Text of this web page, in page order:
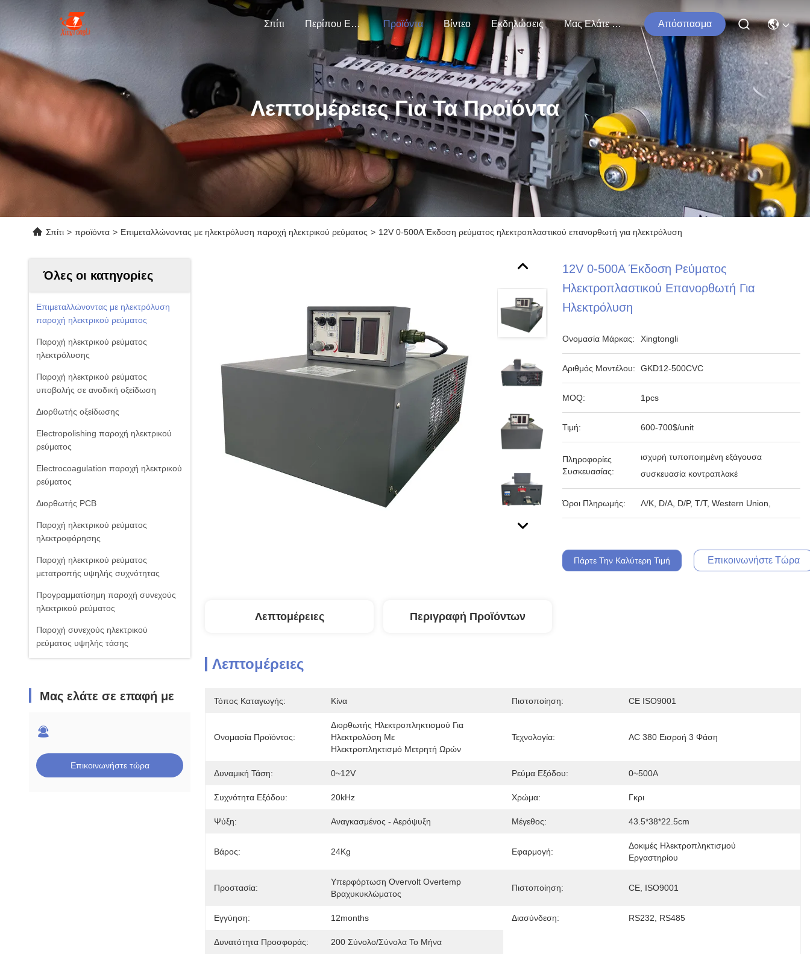
Σπίτι Περίπου Εμείς Προϊόντα Βίντεο Εκδηλώσεις Μας Ελάτε Σε Επαφή Με Απόσπασμα
Λεπτομέρειες Για Τα Προϊόντα
Σπίτι > προϊόντα > Επιμεταλλώνοντας με ηλεκτρόλυση παροχή ηλεκτρικού ρεύματος > 12V 0-500A Έκδοση ρεύματος ηλεκτροπλαστικού επανορθωτή για ηλεκτρόλυση
Όλες οι κατηγορίες
Επιμεταλλώνοντας με ηλεκτρόλυση
παροχή ηλεκτρικού ρεύματος
Παροχή ηλεκτρικού ρεύματος
ηλεκτρόλυσης
Παροχή ηλεκτρικού ρεύματος
υποβολής σε ανοδική οξείδωση
Διορθωτής οξείδωσης
Electropolishing παροχή ηλεκτρικού
ρεύματος
Electrocoagulation παροχή ηλεκτρικού
ρεύματος
Διορθωτής PCB
Παροχή ηλεκτρικού ρεύματος
ηλεκτροφόρησης
Παροχή ηλεκτρικού ρεύματος
μετατροπής υψηλής συχνότητας
Προγραμματίσημη παροχή συνεχούς
ηλεκτρικού ρεύματος
Παροχή συνεχούς ηλεκτρικού
ρεύματος υψηλής τάσης
Μας ελάτε σε επαφή με
Επικοινωνήστε τώρα
12V 0-500A Έκδοση Ρεύματος
Ηλεκτροπλαστικού Επανορθωτή Για
Ηλεκτρόλυση
Ονομασία Μάρκας: Xingtongli
Αριθμός Μοντέλου: GKD12-500CVC
MOQ: 1pcs
Τιμή: 600-700$/unit
Πληροφορίες
Συσκευασίας:
ισχυρή τυποποιημένη εξάγουσα
συσκευασία κοντραπλακέ
Όροι Πληρωμής: Λ/Κ, D/A, D/P, T/T, Western Union,
Πάρτε Την Καλύτερη Τιμή Επικοινωνήστε Τώρα
Λεπτομέρειες Περιγραφή Προϊόντων
Λεπτομέρειες
Τόπος Καταγωγής: Κίνα Πιστοποίηση: CE ISO9001
Ονομασία Προϊόντος:
Διορθωτής Ηλεκτροπληκτισμού Για
Ηλεκτρολύση Με
Ηλεκτροπληκτισμό Μετρητή Ωρών
Τεχνολογία: AC 380 Εισροή 3 Φάση
Δυναμική Τάση: 0~12V Ρεύμα Εξόδου: 0~500A
Συχνότητα Εξόδου: 20kHz Χρώμα: Γκρι
Ψύξη: Αναγκασμένος - Αερόψυξη Μέγεθος: 43.5*38*22.5cm
Βάρος: 24Kg Εφαρμογή:
Δοκιμές Ηλεκτροπληκτισμού
Εργαστηρίου
Προστασία:
Υπερφόρτωση Overvolt Overtemp
Βραχυκυκλώματος
Πιστοποίηση: CE, ISO9001
Εγγύηση: 12months Διασύνδεση: RS232, RS485
Δυνατότητα Προσφοράς: 200 Σύνολο/σύνολα Το Μήνα